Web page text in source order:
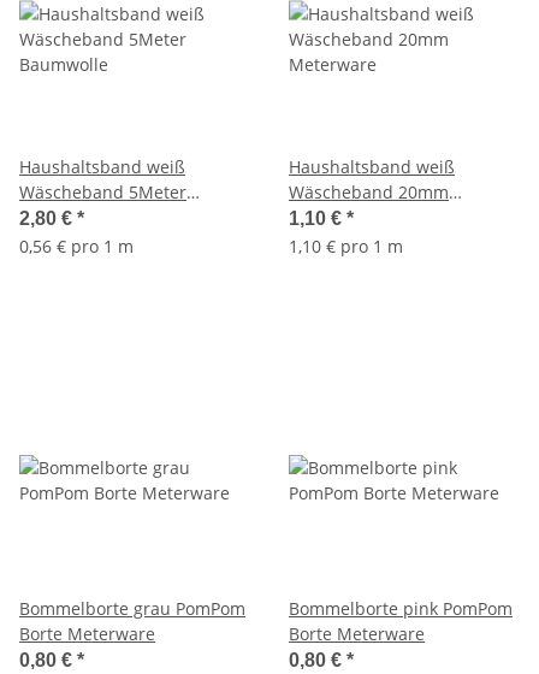
Haushaltsband weiß
Wäscheband 5Meter
Baumwolle
2,80 € *
0,56 € pro 1 m
Haushaltsband weiß
Wäscheband 20mm
Meterware
1,10 € *
1,10 € pro 1 m
Bommelborte grau PomPom
Borte Meterware
0,80 € *
Bommelborte pink PomPom
Borte Meterware
0,80 € *